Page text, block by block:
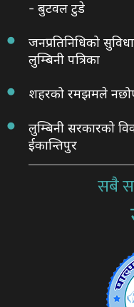
- बुटवल टुडे
जनप्रतिनिधिको
लुम्बिनी पत्रिका
शहरको रमझमले
लुम्बिनी सरकारको
ईकान्तिपुर
सबै